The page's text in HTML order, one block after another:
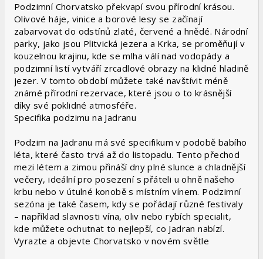
Podzimní Chorvatsko překvapí svou přírodní krásou.
Olivové háje, vinice a borové lesy se začínají
zabarvovat do odstínů zlaté, červené a hnědé. Národní
parky, jako jsou Plitvická jezera a Krka, se proměňují v
kouzelnou krajinu, kde se mlha válí nad vodopády a
podzimní listí vytváří zrcadlové obrazy na klidné hladině
jezer. V tomto období můžete také navštívit méně
známé přírodní rezervace, které jsou o to krásnější
díky své poklidné atmosféře.
Specifika podzimu na Jadranu
Podzim na Jadranu má své specifikum v podobě babího
léta, které často trvá až do listopadu. Tento přechod
mezi létem a zimou přináší dny plné slunce a chladnější
večery, ideální pro posezení s přáteli u ohně našeho
krbu nebo v útulné konobě s místním vínem. Podzimní
sezóna je také časem, kdy se pořádají různé festivaly
– například slavnosti vína, oliv nebo rybích specialit,
kde můžete ochutnat to nejlepší, co Jadran nabízí.
Vyrazte a objevte Chorvatsko v novém světle